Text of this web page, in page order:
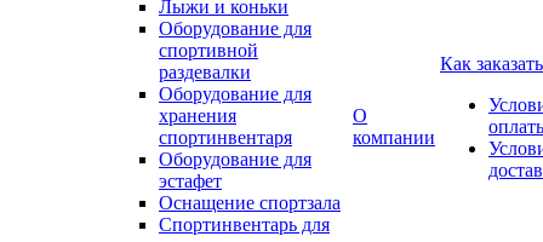
Лыжи и коньки
Оборудование для
спортивной
раздевалки
Оборудование для
хранения
спортинвентаря
Оборудование для
эстафет
Оснащение спортзала
Спортинвентарь для
О
компании
Как